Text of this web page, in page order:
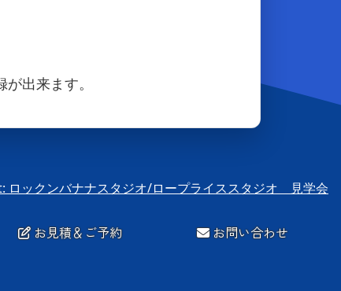
出来ます。
ロックンバナナスタジオ/ロープライススタジオ 見学会
お見積＆ご予約 お問い合わせ